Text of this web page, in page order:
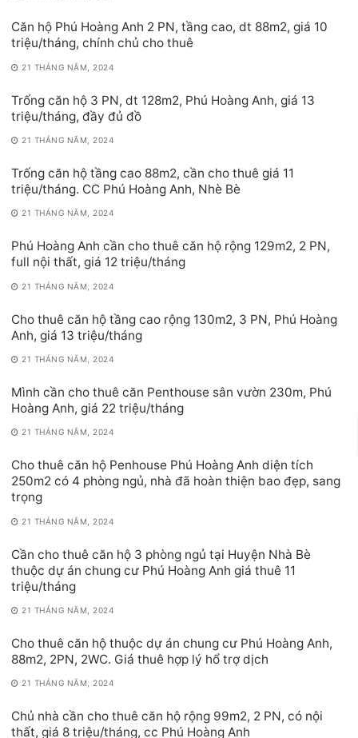
Căn hộ Phú Hoàng Anh 2 PN, tầng cao, dt 88m2, giá 10
triệu/tháng, chính chủ cho thuê
21 THÁNG NĂM, 2024
Trống căn hộ 3 PN, dt 128m2, Phú Hoàng Anh, giá 13
triệu/tháng, đầy đủ đồ
21 THÁNG NĂM, 2024
Trống căn hộ tầng cao 88m2, cần cho thuê giá 11
triệu/tháng. CC Phú Hoàng Anh, Nhè Bè
21 THÁNG NĂM, 2024
Phú Hoàng Anh cần cho thuê căn hộ rộng 129m2, 2 PN,
full nội thất, giá 12 triệu/tháng
21 THÁNG NĂM, 2024
Cho thuê căn hộ tầng cao rộng 130m2, 3 PN, Phú Hoàng
Anh, giá 13 triệu/tháng
21 THÁNG NĂM, 2024
Mình cần cho thuê căn Penthouse sân vườn 230m, Phú
Hoàng Anh, giá 22 triệu/tháng
21 THÁNG NĂM, 2024
Cho thuê căn hộ Penhouse Phú Hoàng Anh diện tích
250m2 có 4 phòng ngủ, nhà đã hoàn thiện bao đẹp, sang
trọng
21 THÁNG NĂM, 2024
Cần cho thuê căn hộ 3 phòng ngủ tại Huyện Nhà Bè
thuộc dự án chung cư Phú Hoàng Anh giá thuê 11
triệu/tháng
21 THÁNG NĂM, 2024
Cho thuê căn hộ thuộc dự án chung cư Phú Hoàng Anh,
88m2, 2PN, 2WC. Giá thuê hợp lý hổ trợ dịch
21 THÁNG NĂM, 2024
Chủ nhà cần cho thuê căn hộ rộng 99m2, 2 PN, có nội
thất, giá 8 triệu/tháng, cc Phú Hoàng Anh